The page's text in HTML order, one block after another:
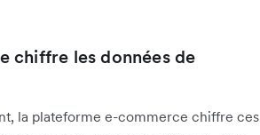
chiffre les données de
la plateforme e-commerce chiffre ces